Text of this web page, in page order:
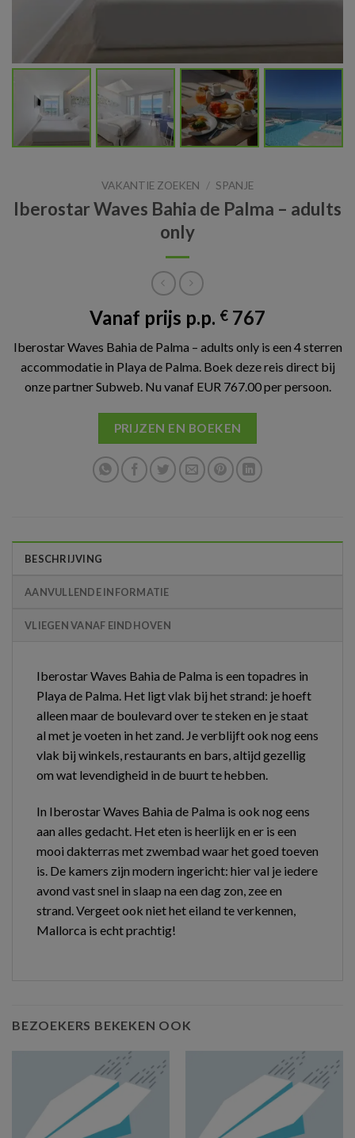
VAKANTIE ZOEKEN / SPANJE
Iberostar Waves Bahia de Palma – adults
only
Vanaf prijs p.p. € 767
Iberostar Waves Bahia de Palma – adults only is een 4 sterren
accommodatie in Playa de Palma. Boek deze reis direct bij
onze partner Subweb. Nu vanaf EUR 767.00 per persoon.
PRIJZEN EN BOEKEN
BESCHRIJVING
AANVULLENDE INFORMATIE
VLIEGEN VANAF EINDHOVEN
Iberostar Waves Bahia de Palma is een topadres in
Playa de Palma. Het ligt vlak bij het strand: je hoeft
alleen maar de boulevard over te steken en je staat
al met je voeten in het zand. Je verblijft ook nog eens
vlak bij winkels, restaurants en bars, altijd gezellig
om wat levendigheid in de buurt te hebben.
In Iberostar Waves Bahia de Palma is ook nog eens
aan alles gedacht. Het eten is heerlijk en er is een
mooi dakterras met zwembad waar het goed toeven
is. De kamers zijn modern ingericht: hier val je iedere
avond vast snel in slaap na een dag zon, zee en
strand. Vergeet ook niet het eiland te verkennen,
Mallorca is echt prachtig!
BEZOEKERS BEKEKEN OOK